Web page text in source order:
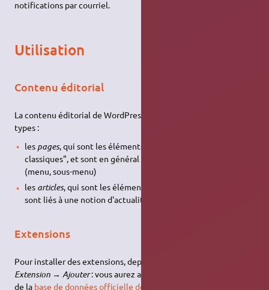
notifications par courriel.
Utilisation
Contenu éditorial
La contenu éditorial de WordPress est principalement de deux
types :
les pages, qui sont les éléments constituants des "sites
classiques", et sont en général structurées par arborescence
(menu, sous-menu)
les articles, qui sont les éléments constituants des blogs, et
sont liés à une notion d'actualité (tri par date)
Extensions
Pour installer des extensions, depuis l'administration allez sur
Extension → Ajouter: vous aurez accès à toutes les extensions
de la base de données officielle de WordPress